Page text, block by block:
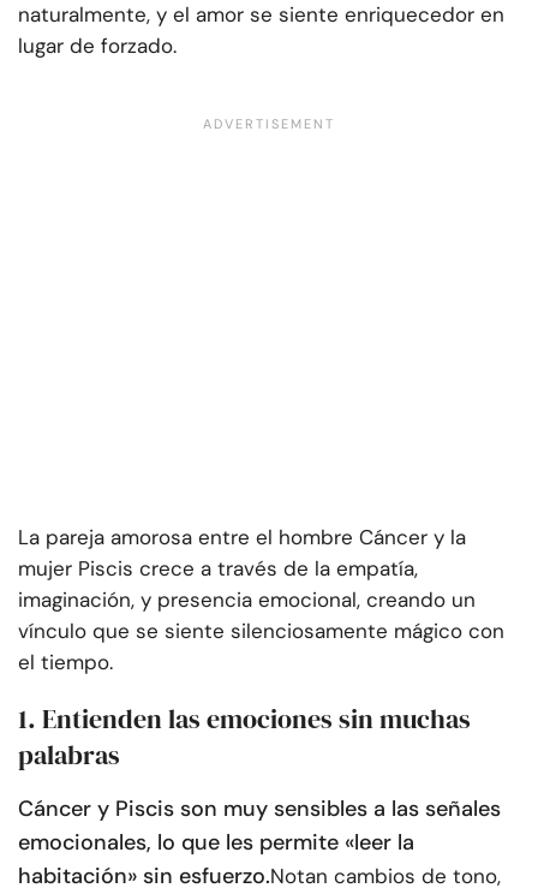
naturalmente, y el amor se siente enriquecedor en
lugar de forzado.
La pareja amorosa entre el hombre Cáncer y la
mujer Piscis crece a través de la empatía,
imaginación, y presencia emocional, creando un
vínculo que se siente silenciosamente mágico con
el tiempo.
1. Entienden las emociones sin muchas
palabras
Cáncer y Piscis son muy sensibles a las señales
emocionales, lo que les permite «leer la
habitación» sin esfuerzo.Notan cambios de tono,